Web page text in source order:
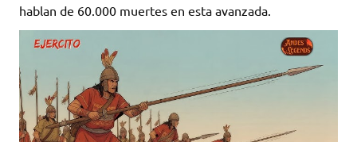
hablan de 60.000 muertes en esta avanzada.